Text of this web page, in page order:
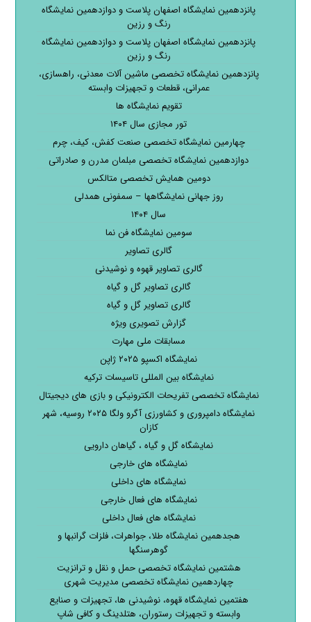
پانزدهمین نمایشگاه اصفهان پلاست و دوازدهمین نمایشگاه
رنگ و رزین
پانزدهمین نمایشگاه اصفهان پلاست و دوازدهمین نمایشگاه
رنگ و رزین
پانزدهمین نمایشگاه تخصصی ماشین آلات معدنی، راهسازی،
عمرانی، قطعات و تجهیزات وابسته
تقویم نمایشگاه ها
تور مجازی سال ۱۴۰۴
چهارمین نمایشگاه تخصصی صنعت کفش، کیف، چرم
دوازدهمین نمایشگاه تخصصی مبلمان مدرن و صادراتی
دومین همایش تخصصی متالکس
روز جهانی نمایشگاهها – سمفونی همدلی
سال ۱۴۰۴
سومین نمایشگاه فن نما
گالری تصاویر
گالری تصاویر قهوه و نوشیدنی
گالری تصاویر گل و گیاه
گالری تصاویر گل و گیاه
گزارش تصویری ویژه
مسابقات ملی مهارت
نمایشگاه اکسپو ۲۰۲۵ ژاپن
نمایشگاه بین المللی تاسیسات ترکیه
نمایشگاه تخصصی تفریحات الکترونیکی و بازی های دیجیتال
نمایشگاه دامپروری و کشاورزی آگرو ولگا ۲۰۲۵ روسیه، شهر
کازان
نمایشگاه گل و گیاه ، گیاهان دارویی
نمایشگاه های خارجی
نمایشگاه های داخلی
نمایشگاه های فعال خارجی
نمایشگاه های فعال داخلی
هجدهمین نمایشگاه طلا، جواهرات، فلزات گرانبها و
گوهرسنگها
هشتمین نمایشگاه تخصصی حمل و نقل و ترانزیت
چهاردهمین نمایشگاه تخصصی مدیریت شهری
هفتمین نمایشگاه قهوه، نوشیدنی ها، تجهیزات و صنایع
وابسته و تجهیزات رستوران، هتلدینگ و کافی شاپ